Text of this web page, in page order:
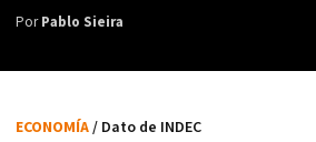
PorPablo Sieira
ECONOMÍA/ Dato de INDEC